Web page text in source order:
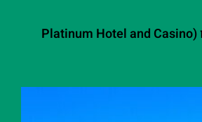
מלון כשר בבנסקו (Platinum Hotel and Casino